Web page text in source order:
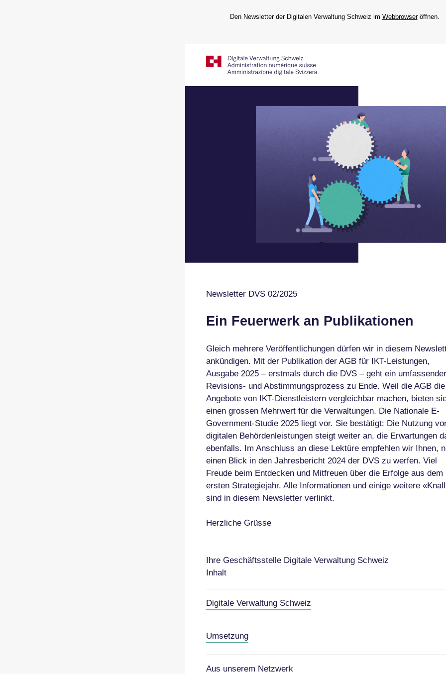
Den Newsletter der Digitalen Verwaltung Schweiz im Webbrowseröffnen.
Newsletter DVS 02/2025
Ein Feuerwerk an Publikationen
Gleich mehrere Veröffentlichungen dürfen wir in diesem
ankündigen. Mit der Publikation der AGB für IKT-Leistungen,
Ausgabe 2025 – erstmals durch die DVS – geht ein umfassender
Revisions- und Abstimmungsprozess zu Ende. Weil die AGB die
Angebote von IKT-Dienstleistern vergleichbar machen, bieten
einen grossen Mehrwert für die Verwaltungen. Die Nationale E-
Government-Studie 2025 liegt vor. Sie bestätigt: Die Nutzung
digitalen Behördenleistungen steigt weiter an, die Erwartungen
ebenfalls. Im Anschluss an diese Lektüre empfehlen wir Ihnen,
einen Blick in den Jahresbericht 2024 der DVS zu werfen. Viel
Freude beim Entdecken und Mitfreuen über die Erfolge aus dem
ersten Strategiejahr. Alle Informationen und einige weitere
sind in diesem Newsletter verlinkt.
Herzliche Grüsse
Ihre Geschäftsstelle Digitale Verwaltung Schweiz
Inhalt
Digitale Verwaltung Schweiz
Umsetzung
Aus unserem Netzwerk